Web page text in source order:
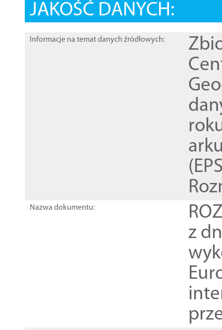
JAKOŚĆ DANYCH:
Informacje na temat danych źródłowych:
Nazwa dokumentu:
z